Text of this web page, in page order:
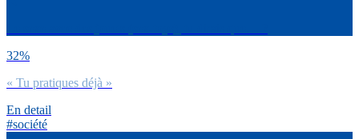
32%
« Tu pratiques déjà »
En detail
#société